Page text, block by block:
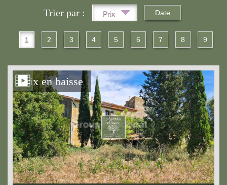
Trier par : Prix Date
1 2 3 4 5 6 7 8 9
Prix en baisse